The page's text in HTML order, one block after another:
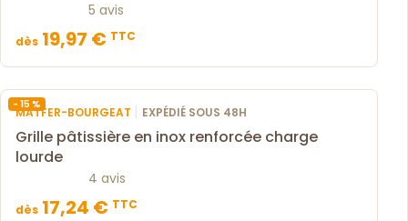
5 avis
dès 19,97 € TTC
- 15 %
MATFER-BOURGEAT | EXPÉDIÉ SOUS 48H
Grille pâtissière en inox renforcée charge
lourde
4 avis
dès 17,24 € TTC